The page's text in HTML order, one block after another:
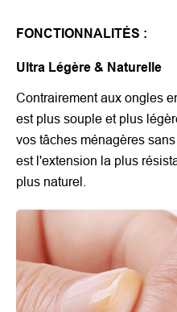
FONCTIONNALITÉS :
Ultra Légère & Naturelle
Contrairement aux ongles
est plus souple et plus
vos tâches ménagères
est l'extension la plus
plus naturel.